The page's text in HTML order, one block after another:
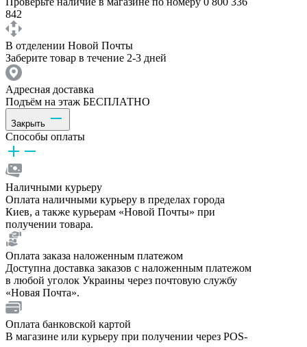
842
В отделении Новой Почты
Заберите товар в течение 2-3 дней
Адресная доставка
Подъём на этаж БЕСПЛАТНО
Закрыть
Способы оплаты
Наличными курьеру
Оплата наличными курьеру в пределах города
Киев, а также курьерам «Новой Почты» при
получении товара.
Оплата заказа наложенным платежом
Доступна доставка заказов с наложенным платежом
в любой уголок Украины через почтовую службу
«Новая Почта».
Оплата банковской картой
В магазине или курьеру при получении через POS-